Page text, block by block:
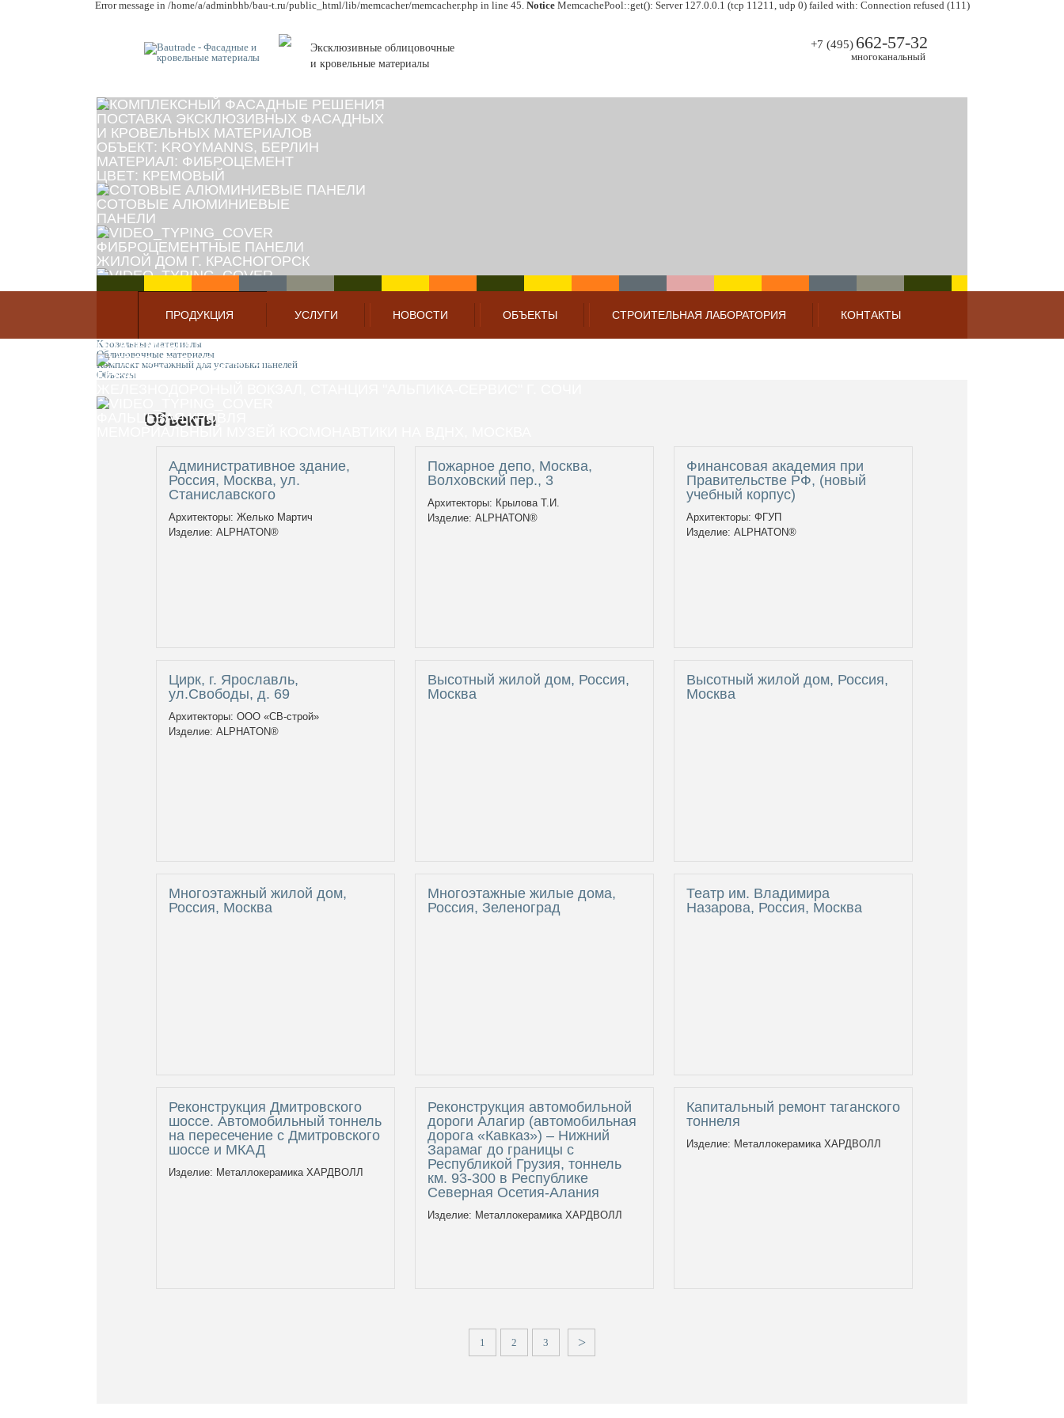
Error message in /home/a/adminbhb/bau-t.ru/public_html/lib/memcacher/memcacher.php in line 45. NoticeMemcachePool::get(): Server 127.0.0.1 (tcp 11211, udp 0) failed with: Connection refused (111)
Эксклюзивные облицовочные
и кровельные материалы
+7 (495) 662-57-32
многоканальный
ПОСТАВКА ЭКСКЛЮЗИВНЫХ ФАСАДНЫХ
И КРОВЕЛЬНЫХ МАТЕРИАЛОВ
ОБЪЕКТ: KROYMANNS, БЕРЛИН
МАТЕРИАЛ: ФИБРОЦЕМЕНТ
ЦВЕТ: КРЕМОВЫЙ
СОТОВЫЕ АЛЮМИНИЕВЫЕ
ПАНЕЛИ
ФИБРОЦЕМЕНТНЫЕ ПАНЕЛИ
ЖИЛОЙ ДОМ Г. КРАСНОГОРСК
МЕТАЛЛОКЕРАМИЧЕСКИЕ ПАНЕЛИ
ТАГАНСКИЙ ТОННЕЛЬ, МОСКВА
ПОДЗЕМНЫЙ ПЕРЕХОД
КЕРАМИЧЕСКИЕ ПАНЕЛИ
ФАЛЬЦЕВАЯ КРОВЛЯ
ПРОДУКЦИЯ УСЛУГИ НОВОСТИ ОБЪЕКТЫ СТРОИТЕЛЬНАЯ ЛАБОРАТОРИЯ КОНТАКТЫ
Кровельные материалы
Облицовочные материалы
Комплект монтажный для установки панелей
Объекты
Объекты
Административное здание,
Россия, Москва, ул.
Станиславского
Архитекторы: Желько Мартич
Изделие: ALPHATON®
Пожарное депо, Москва,
Волховский пер., 3
Архитекторы: Крылова Т.И.
Изделие: ALPHATON®
Финансовая академия при
Правительстве РФ, (новый
учебный корпус)
Архитекторы: ФГУП
Изделие: ALPHATON®
Цирк, г. Ярославль,
ул.Свободы, д. 69
Архитекторы: ООО «СВ-строй»
Изделие: ALPHATON®
Высотный жилой дом, Россия,
Москва
Высотный жилой дом, Россия,
Москва
Многоэтажный жилой дом,
Россия, Москва
Многоэтажные жилые дома,
Россия, Зеленоград
Театр им. Владимира
Назарова, Россия, Москва
Реконструкция Дмитровского
шоссе. Автомобильный тоннель
на пересечение с Дмитровского
шоссе и МКАД
Изделие: Металлокерамика ХАРДВОЛЛ
Реконструкция автомобильной
дороги Алагир (автомобильная
дорога «Кавказ») – Нижний
Зарамаг до границы с
Республикой Грузия, тоннель
км. 93-300 в Республике
Северная Осетия-Алания
Изделие: Металлокерамика ХАРДВОЛЛ
Капитальный ремонт таганского
тоннеля
Изделие: Металлокерамика ХАРДВОЛЛ
1 2 3 >